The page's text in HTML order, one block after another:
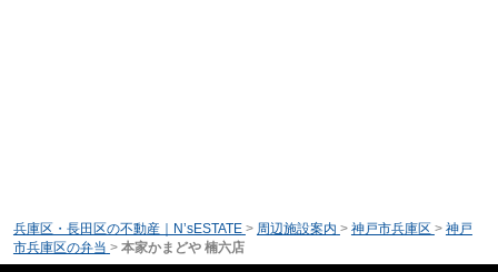
兵庫区・長田区の不動産｜N’sESTATE > 周辺施設案内 > 神戸市兵庫区 > 神戸
市兵庫区の弁当 > 本家かまどや 楠六店